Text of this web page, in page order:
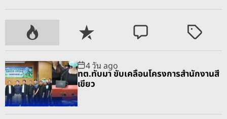
P
o
u
l
a
r
R
e
e
n
C
o
m
e
T
g
e
4 วัน ago
ทต.ทับมา ขับเคลื่อนโครงการสำนักงานสี
เขียว